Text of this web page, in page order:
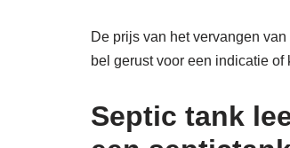
De prijs van het vervangen
bel gerust voor een indicatie of
Septic tank